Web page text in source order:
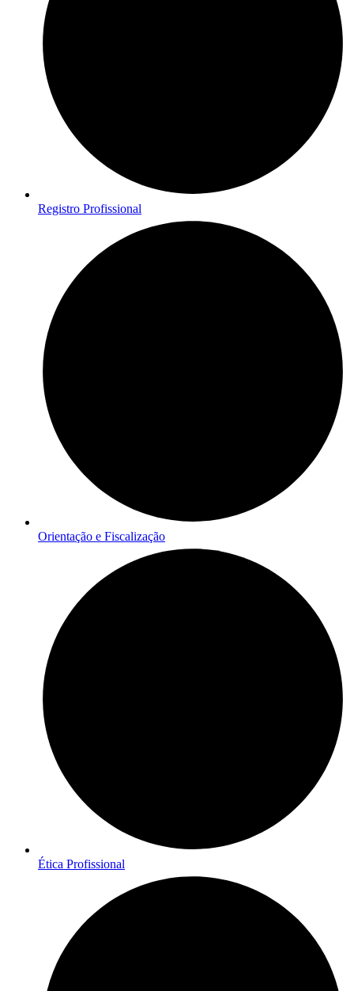
Registro Profissional
Orientação e Fiscalização
Ética Profissional